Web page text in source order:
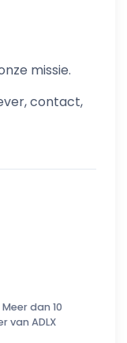
missie.
contact,
dan 10
van ADLX